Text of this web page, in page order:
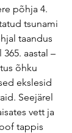
põhja 4.
tsunami
taandus
aastal –
õhku
ekslesid
Seejärel
vett ja
tappis